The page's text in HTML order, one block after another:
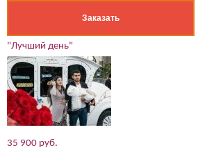
Заказать
"Лучший день"
35 900 руб.